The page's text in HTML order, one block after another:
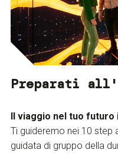
Preparati
Il viaggio nel tuo futuro
Ti guideremo nei 10 step
guidata di gruppo della